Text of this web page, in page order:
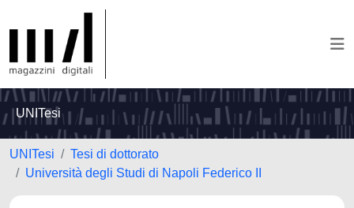
UNITesi
UNITesi
Tesi di dottorato
Università degli Studi di Napoli Federico II